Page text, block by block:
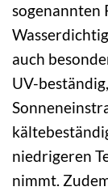
sogenannten
auch
UV-
niedrigeren
nimmt.